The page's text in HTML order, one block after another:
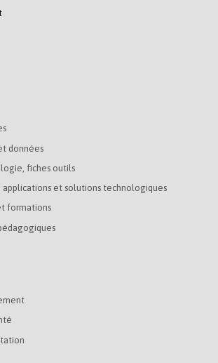
données
fiches outils
applications et solutions technologiques
formations